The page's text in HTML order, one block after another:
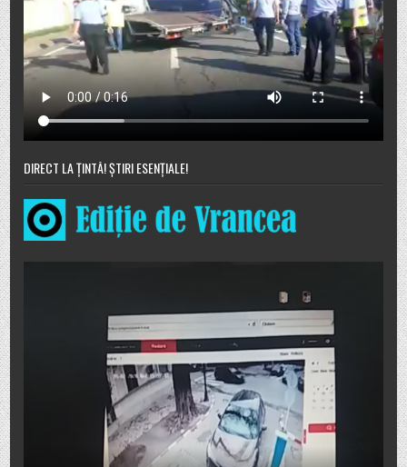
DIRECT LA ȚINTĂ! ȘTIRI ESENȚIALE!